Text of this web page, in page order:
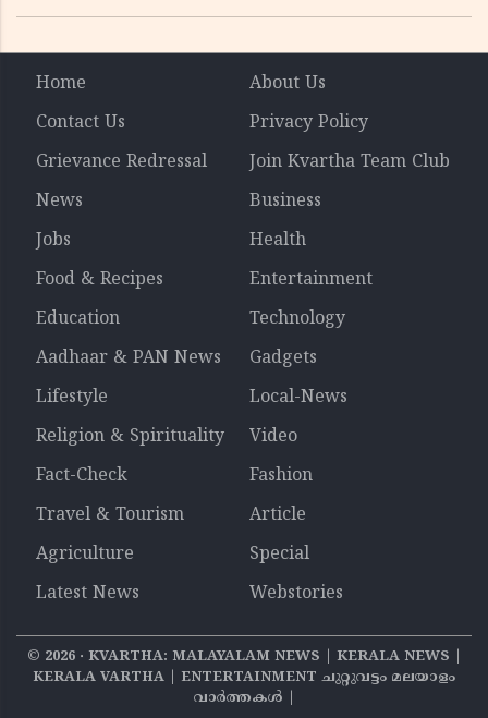
Home
About Us
Contact Us
Privacy Policy
Grievance Redressal
Join Kvartha Team Club
News
Business
Jobs
Health
Food & Recipes
Entertainment
Education
Technology
Aadhaar & PAN News
Gadgets
Lifestyle
Local-News
Religion & Spirituality
Video
Fact-Check
Fashion
Travel & Tourism
Article
Agriculture
Special
Latest News
Webstories
© 2026‧ KVARTHA: MALAYALAM NEWS | KERALA NEWS |
KERALA VARTHA | ENTERTAINMENT ചുറ്റുവട്ടം മലയാളം
വാര്‍ത്തകൾ |